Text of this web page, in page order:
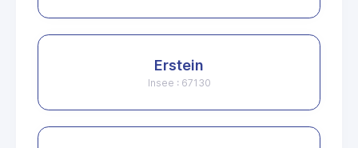
Erstein
Insee : 67130